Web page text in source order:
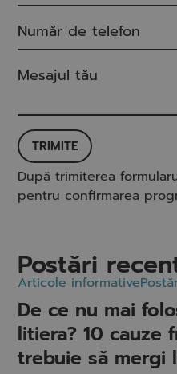
TRIMITE
După trimiterea
pentru confirmarea
Postări
Articole informative
De ce nu mai
litiera? 10 cauze
trebuie să mergi